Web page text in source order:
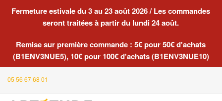
Fermeture estivale du 3 au 23 août 2026 / Les commandes
seront traitées à partir du lundi 24 août.
Remise sur première commande : 5€ pour 50€ d'achats
(B1ENV3NUE5), 10€ pour 100€ d'achats (B1ENV3NUE10)
05 56 67 68 01